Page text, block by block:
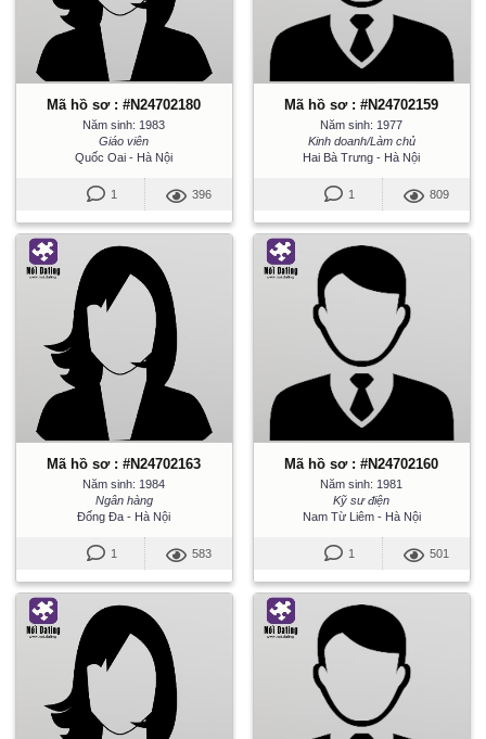
Mã hồ sơ : #N24702180
Năm sinh: 1983
Giáo viên
Quốc Oai - Hà Nội
1 396
Mã hồ sơ : #N24702159
Năm sinh: 1977
Kinh doanh/Làm chủ
Hai Bà Trưng - Hà Nội
1 809
Mã hồ sơ : #N24702163
Năm sinh: 1984
Ngân hàng
Đống Đa - Hà Nội
1 583
Mã hồ sơ : #N24702160
Năm sinh: 1981
Kỹ sư điện
Nam Từ Liêm - Hà Nội
1 501